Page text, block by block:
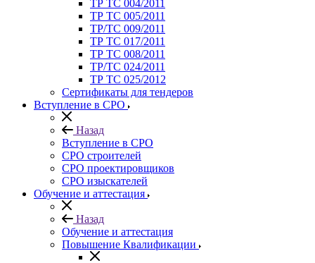
ТР ТС 004/2011
ТР ТС 005/2011
ТР/ТС 009/2011
ТР ТС 017/2011
ТР ТС 008/2011
ТР/ТС 024/2011
ТР ТС 025/2012
Сертификаты для тендеров
Вступление в СРО
Назад
Вступление в СРО
СРО строителей
СРО проектировщиков
СРО изыскателей
Обучение и аттестация
Назад
Обучение и аттестация
Повышение Квалификации